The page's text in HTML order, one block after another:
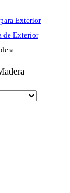
Exterior
de Exterior